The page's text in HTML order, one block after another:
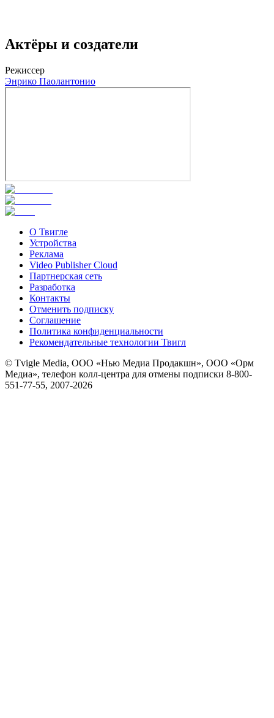
Актёры и создатели
Режиссер
Энрико Паолантонио
О Твигле
Устройства
Реклама
Video Publisher Cloud
Партнерская сеть
Разработка
Контакты
Отменить подписку
Соглашение
Политика конфиденциальности
Рекомендательные технологии Твигл
© Tvigle Media, ООО «Нью Медиа Продакшн», ООО «Орм
Медиа», телефон колл-центра для отмены подписки 8-800-
551-77-55, 2007-2026